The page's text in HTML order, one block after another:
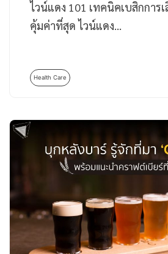
ไวน์แดง 101 เทคนิคเบสิกการ
คุ้มค่าที่สุด ไวน์แดง…
Health Care